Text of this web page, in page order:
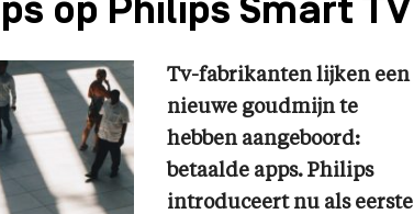
op Philips Smart TV
Tv-fabrikanten lijken een
nieuwe goudmijn te
hebben aangeboord:
betaalde apps. Philips
introduceert nu als eerste